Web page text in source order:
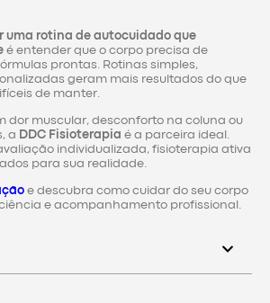
uma rotina de autocuidado que
é entender que o corpo precisa de
prontas. Rotinas simples,
geram mais resultados do que
de manter.
dor muscular, desconforto na coluna ou
a DDC Fisioterapia é a parceira ideal.
individualizada, fisioterapia ativa
para sua realidade.
e descubra como cuidar do seu corpo
e acompanhamento profissional.